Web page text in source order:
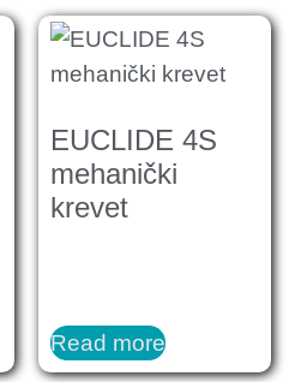
EUCLIDE 4S
mehanički
krevet
Read more